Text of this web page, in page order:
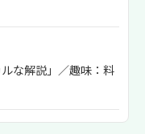
な解説」／趣味：料